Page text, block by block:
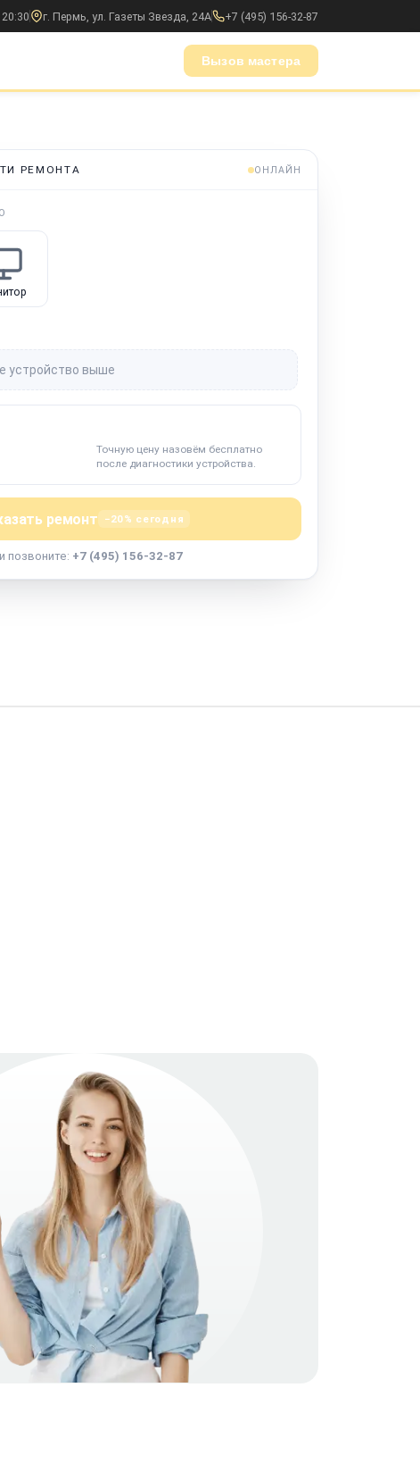
г. Пермь, ул. Газеты Звезда, 24А +7 (495) 156-32-87
Вызов мастера
РЕМОНТА ОНЛАЙН
устройство выше
Точную цену назовём бесплатно
после диагностики устройства.
ремонт −20% сегодня
позвоните: +7 (495) 156-32-87